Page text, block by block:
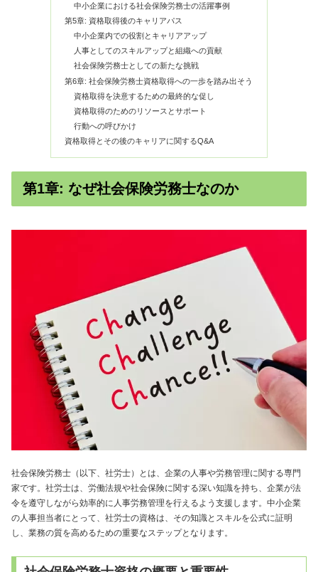
中小企業における社会保険労務士の活躍事例
第5章: 資格取得後のキャリアパス
中小企業内での役割とキャリアアップ
人事としてのスキルアップと組織への貢献
社会保険労務士としての新たな挑戦
第6章: 社会保険労務士資格取得への一歩を踏み出そう
資格取得を決意するための最終的な促し
資格取得のためのリソースとサポート
行動への呼びかけ
資格取得とその後のキャリアに関するQ&A
第1章: なぜ社会保険労務士なのか
社会保険労務士（以下、社労士）とは、企業の人事や労務管理に関する専門
家です。社労士は、労働法規や社会保険に関する深い知識を持ち、企業が法
令を遵守しながら効率的に人事労務管理を行えるよう支援します。中小企業
の人事担当者にとって、社労士の資格は、その知識とスキルを公式に証明
し、業務の質を高めるための重要なステップとなります。